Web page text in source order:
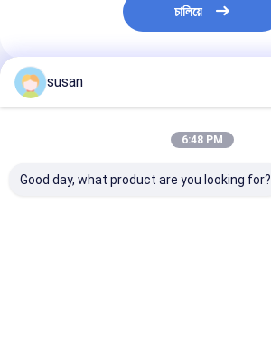
চালিয়ে
প্রস্তাবিত পণ্য
susan
6:48 PM
Good day, what product are you looking for?